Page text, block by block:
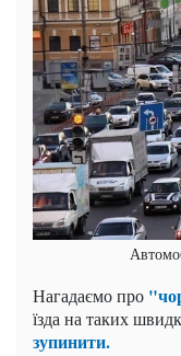
Нагадаємо про
їзда на таких
зупинити.